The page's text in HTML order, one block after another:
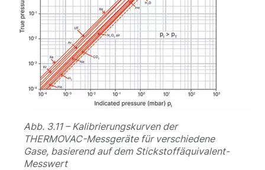
Abb. 3.11 – Kalibrierungskurven der
THERMOVAC-Messgeräte für verschiedene
Gase, basierend auf dem Stickstoffäquivalent-
Messwert